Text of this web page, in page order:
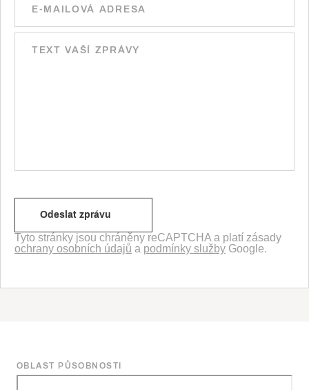
Tyto stránky jsou chráněny reCAPTCHA a platí zásady
ochrany osobních údajů a podmínky služby Google.
OBLAST PŮSOBNOSTI